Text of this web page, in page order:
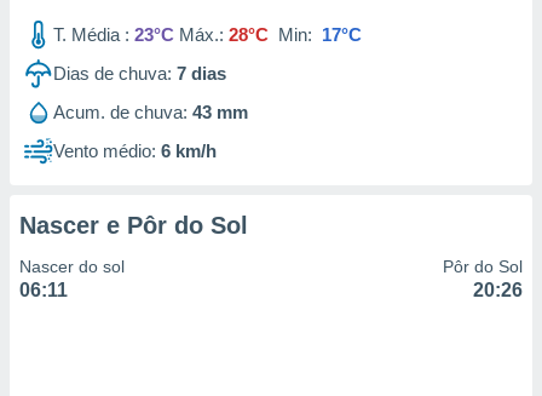
T. Média : 23°C Máx.: 28°C Min: 17°C
Dias de chuva: 7 dias
Acum. de chuva: 43 mm
Vento médio: 6 km/h
Nascer e Pôr do Sol
Nascer do sol
06:11
Pôr do Sol
20:26